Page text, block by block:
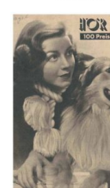
HÖR ZU! –
NUMMER 10,
vom 27. Februar
März